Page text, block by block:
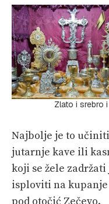
Zlato i srebro
Najbolje je to
jutarnje kave ili
koji se žele
isploviti na
pod otočić Zečevo.